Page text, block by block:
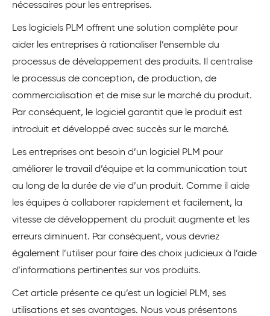
nécessaires pour les entreprises.
Les logiciels PLM offrent une solution complète pour
aider les entreprises à rationaliser l’ensemble du
processus de développement des produits. Il centralise
le processus de conception, de production, de
commercialisation et de mise sur le marché du produit.
Par conséquent, le logiciel garantit que le produit est
introduit et développé avec succès sur le marché.
Les entreprises ont besoin d’un logiciel PLM pour
améliorer le travail d’équipe et la communication tout
au long de la durée de vie d’un produit. Comme il aide
les équipes à collaborer rapidement et facilement, la
vitesse de développement du produit augmente et les
erreurs diminuent. Par conséquent, vous devriez
également l’utiliser pour faire des choix judicieux à l’aide
d’informations pertinentes sur vos produits.
Cet article présente ce qu’est un logiciel PLM, ses
utilisations et ses avantages. Nous vous présentons